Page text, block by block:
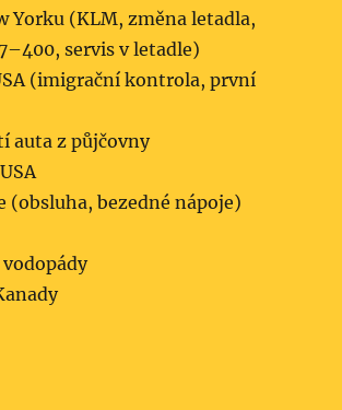
Yorku (KLM, změna letadla,
servis v letadle)
(imigrační kontrola, první
auta z půjčovny
(obsluha, bezedné nápoje)